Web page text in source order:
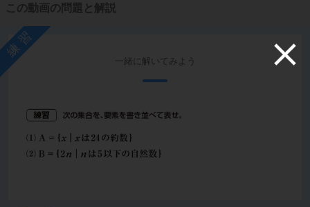
この動画の問題と解説
練習
一緒に解いてみよう